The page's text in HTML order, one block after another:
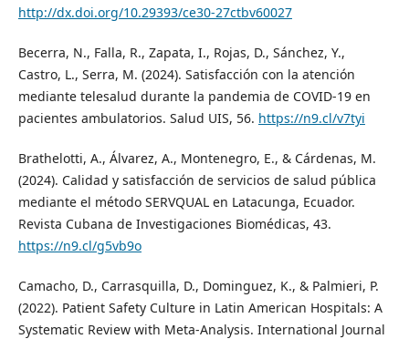
http://dx.doi.org/10.29393/ce30-27ctbv60027
Becerra, N., Falla, R., Zapata, I., Rojas, D., Sánchez, Y.,
Castro, L., Serra, M. (2024). Satisfacción con la atención
mediante telesalud durante la pandemia de COVID-19 en
pacientes ambulatorios. Salud UIS, 56. https://n9.cl/v7tyi
Brathelotti, A., Álvarez, A., Montenegro, E., & Cárdenas, M.
(2024). Calidad y satisfacción de servicios de salud pública
mediante el método SERVQUAL en Latacunga, Ecuador.
Revista Cubana de Investigaciones Biomédicas, 43.
https://n9.cl/g5vb9o
Camacho, D., Carrasquilla, D., Dominguez, K., & Palmieri, P.
(2022). Patient Safety Culture in Latin American Hospitals: A
Systematic Review with Meta-Analysis. International Journal